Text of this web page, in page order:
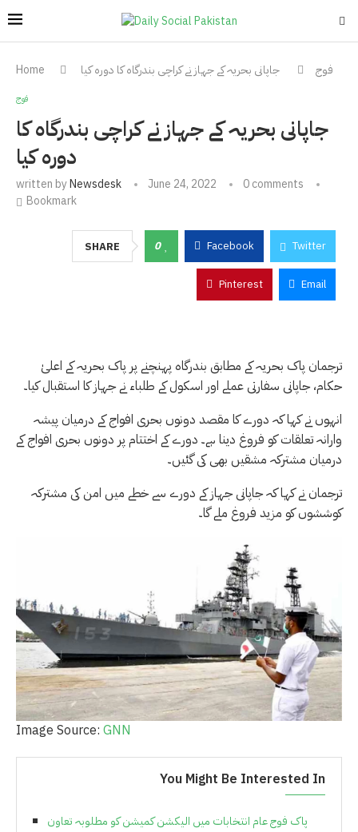
Home فوج جاپانی بحریہ کے جہاز نے کراچی بندرگاہ کا دورہ کیا
فوج
جاپانی بحریہ کے جہاز نے کراچی بندرگاہ کا
دورہ کیا
written byNewsdesk June 24, 2022
0 comments
Bookmark
SHARE 0 Facebook Twitter
Pinterest Email
ترجمان پاک بحریہ کے مطابق بندرگاہ پہنچنے پر پاک بحریہ کے اعلیٰ
حکام، جاپانی سفارتی عملے اور اسکول کے طلباء نے جہاز کا استقبال کیا۔
انہوں نے کہا کہ دورے کا مقصد دونوں بحری افواج کے درمیان پیشہ
وارانہ تعلقات کو فروغ دینا ہے۔ دورے کے اختتام پر دونوں بحری افواج کے
درمیان مشترکہ مشقیں بھی کی گئیں۔
ترجمان نے کہا کہ جاپانی جہاز کے دورے سے خطے میں امن کی مشترکہ
کوششوں کو مزید فروغ ملے گا۔
Image Source: GNN
You Might Be Interested In
پاک فوج عام انتخابات میں الیکشن کمیشن کو مطلوبہ تعاون